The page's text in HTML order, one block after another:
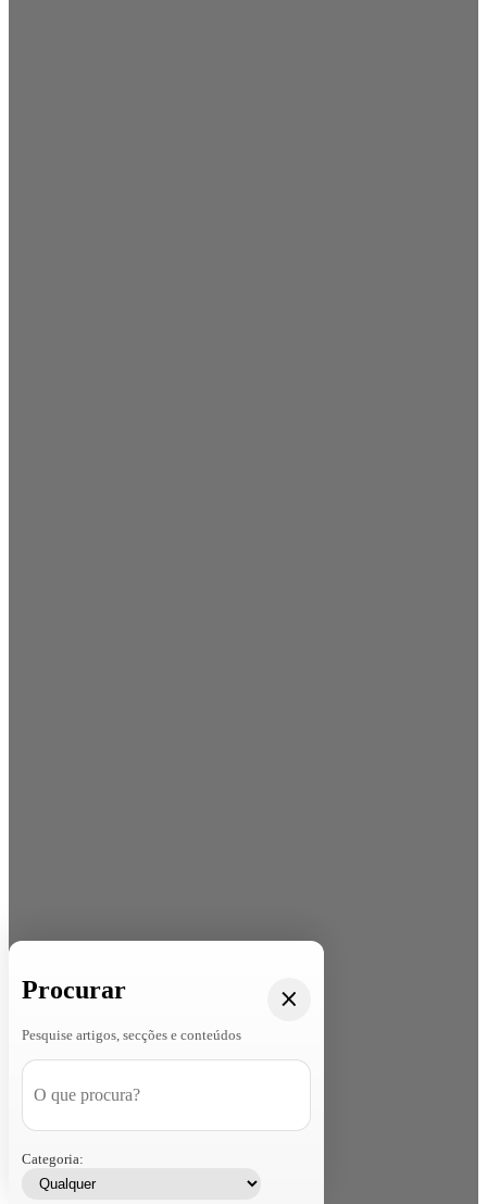
Procurar
Pesquise artigos, secções e conteúdos
Categoria: